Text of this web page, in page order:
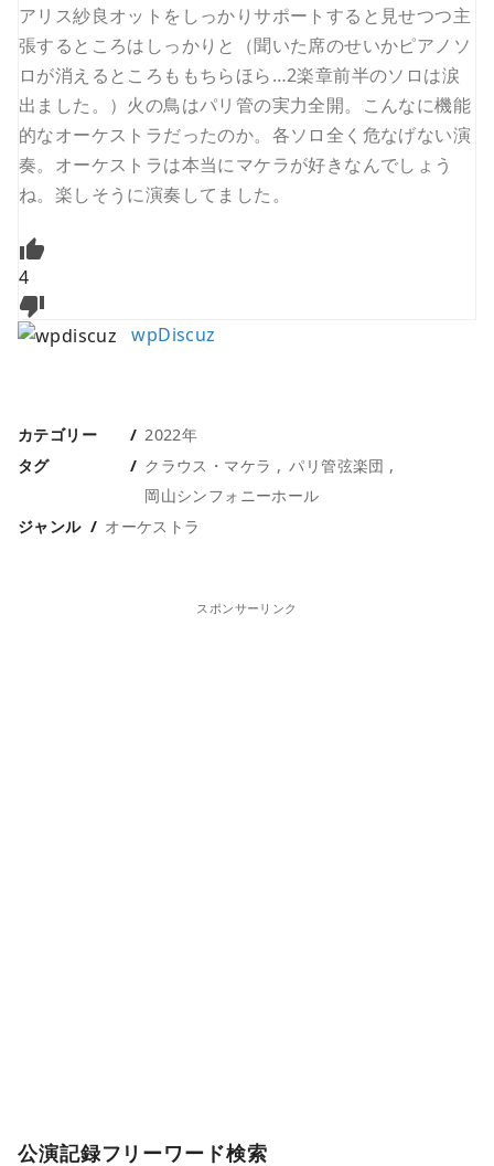
アリス紗良オットをしっかりサポートすると見せつつ主
張するところはしっかりと（聞いた席のせいかピアノソ
ロが消えるところももちらほら…2楽章前半のソロは涙
出ました。）火の鳥はパリ管の実力全開。こんなに機能
的なオーケストラだったのか。各ソロ全く危なげない演
奏。オーケストラは本当にマケラが好きなんでしょう
ね。楽しそうに演奏してました。
4
wpDiscuz
カテゴリー
2022年
タグ
クラウス・マケラ
パリ管弦楽団
岡山シンフォニーホール
ジャンル
オーケストラ
スポンサーリンク
公演記録フリーワード検索